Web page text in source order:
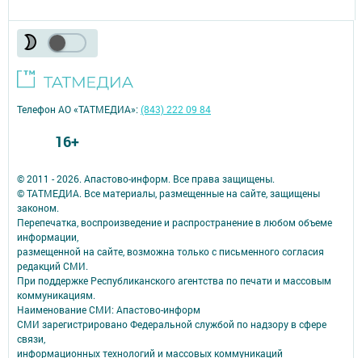
© 2011 - 2026. Апастово-информ. Все права защищены.
© ТАТМЕДИА. Все материалы, размещенные на сайте, защищены
законом.
Перепечатка, воспроизведение и распространение в любом объеме
информации,
размещенной на сайте, возможна только с письменного согласия
редакций СМИ.
При поддержке Республиканского агентства по печати и массовым
коммуникациям.
Наименование СМИ: Апастово-информ
СМИ зарегистрировано Федеральной службой по надзору в сфере
связи,
информационных технологий и массовых коммуникаций
Телефон АО «ТАТМЕДИА»:(843) 222 09 84
16+